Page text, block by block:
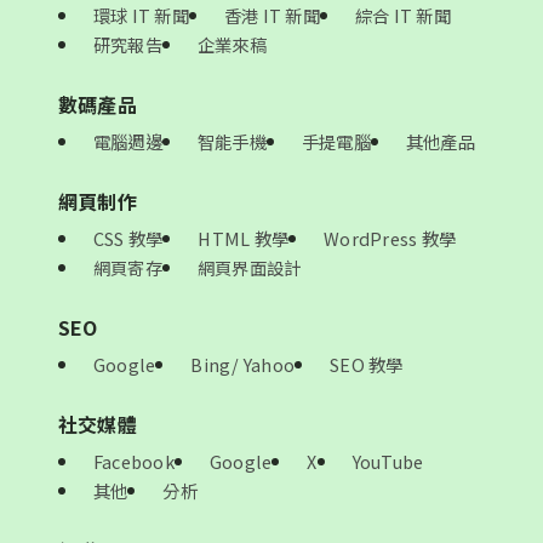
環球 IT 新聞 香港 IT 新聞
綜合 IT 新聞
研究報告
企業來稿
數碼產品
電腦週邊 智能手機 手提電腦 其他產品
網頁制作
CSS 教學 HTML 教學
WordPress 教學
網頁寄存
網頁界面設計
SEO
Google Bing/ Yahoo SEO 教學
社交媒體
Facebook Google X
YouTube
其他
分析